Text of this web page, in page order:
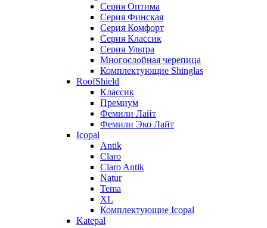
Серия Оптима
Серия Финская
Серия Комфорт
Серия Классик
Серия Ультра
Многослойная черепица
Комплектующие Shinglas
RoofShield
Классик
Премиум
Фемили Лайт
Фемили Эко Лайт
Icopal
Antik
Claro
Claro Antik
Natur
Tema
XL
Комплектующие Icopal
Katepal